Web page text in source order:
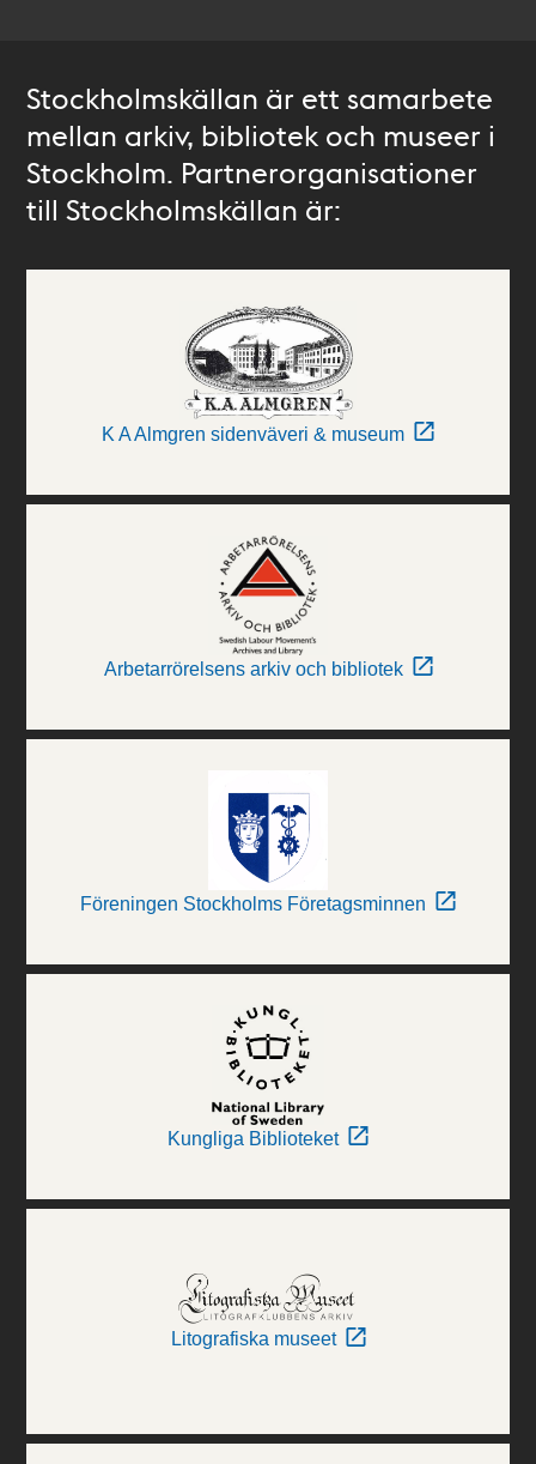
Stockholmskällan är ett samarbete
mellan arkiv, bibliotek och museer i
Stockholm. Partnerorganisationer
till Stockholmskällan är:
K A Almgren sidenväveri & museum
Arbetarrörelsens arkiv och bibliotek
Föreningen Stockholms Företagsminnen
Kungliga Biblioteket
Litografiska museet